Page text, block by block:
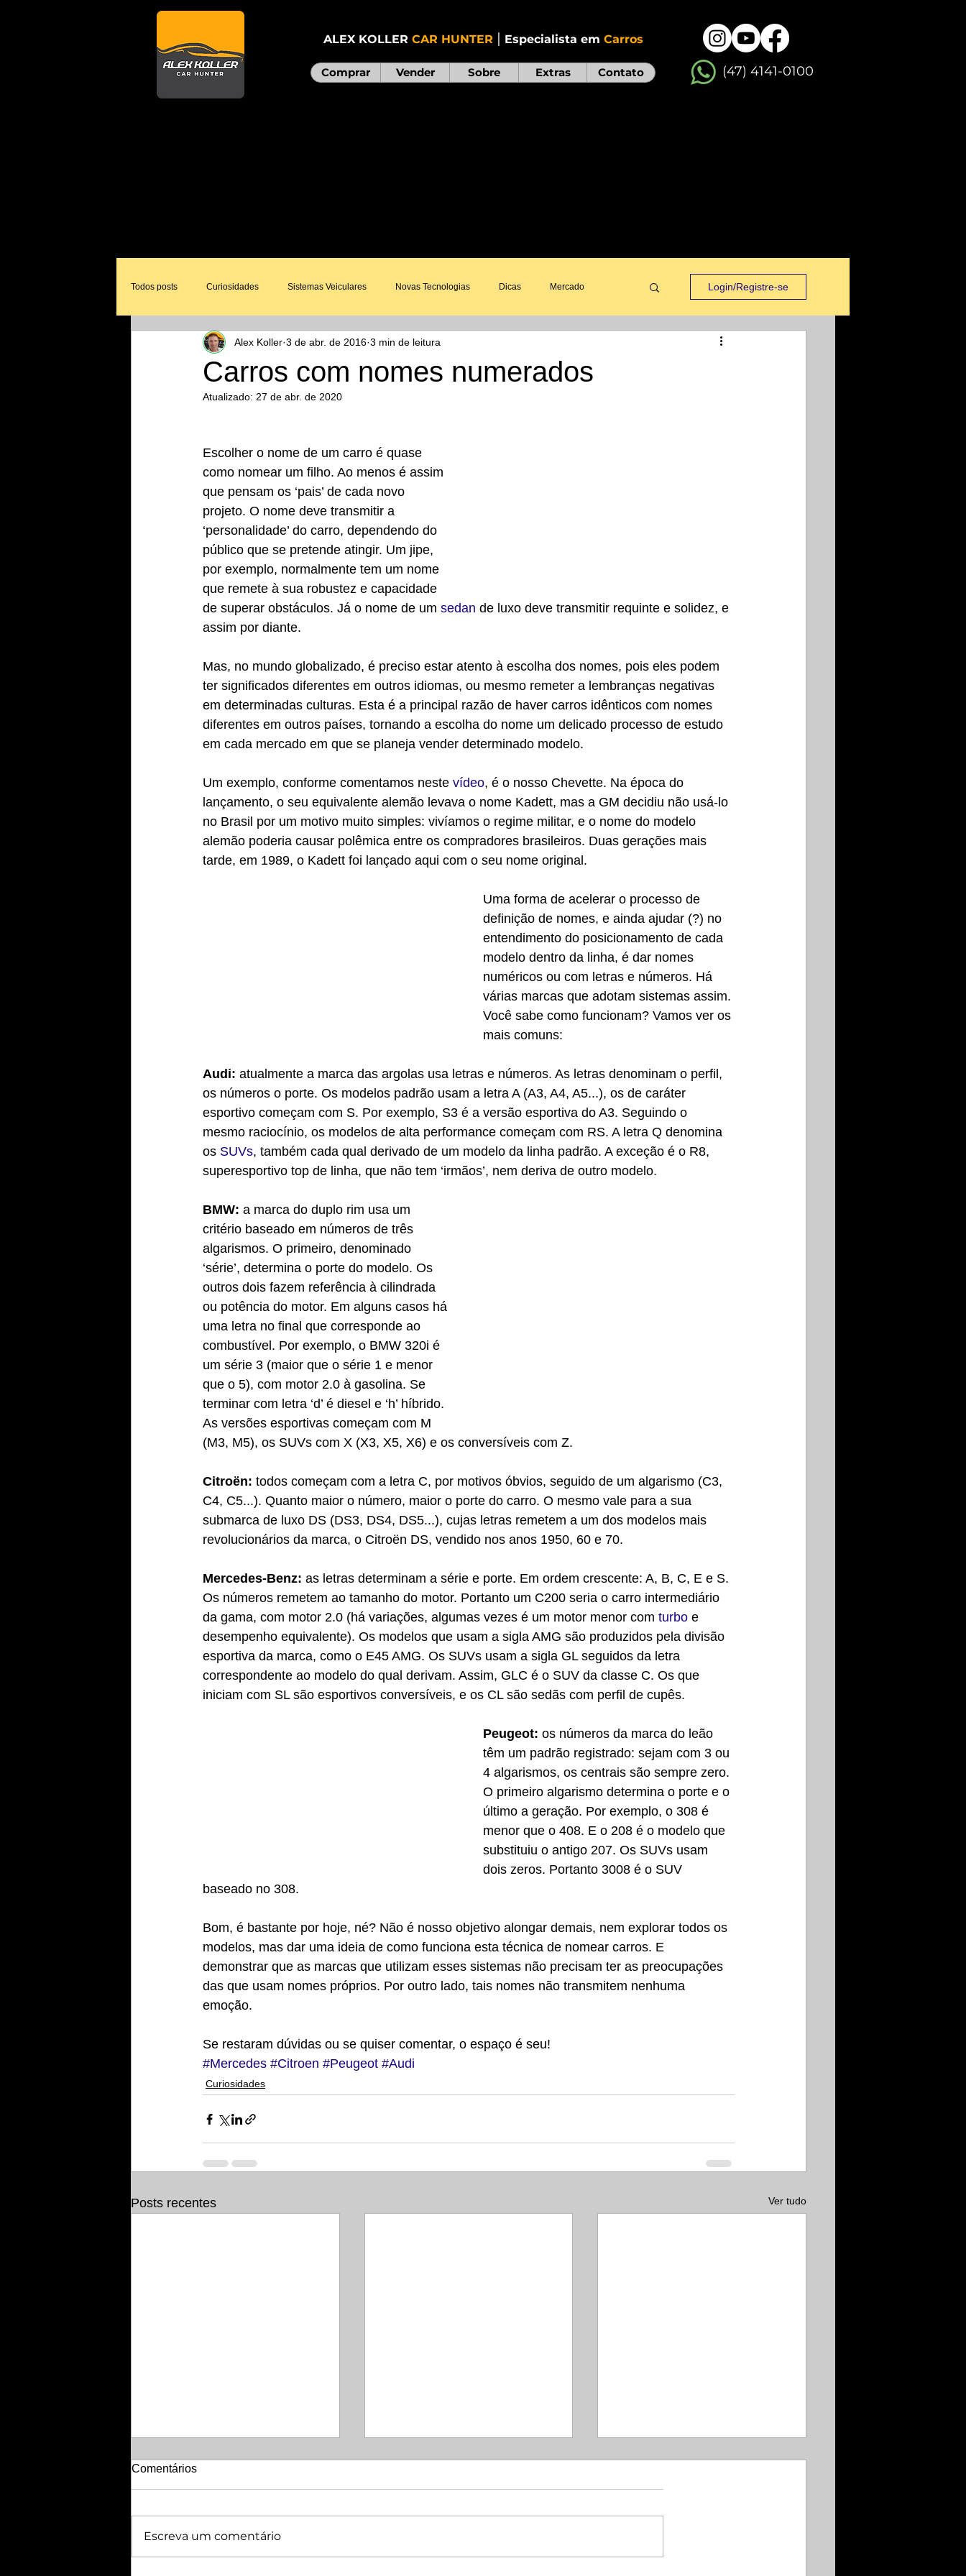
ALEX KOLLER CAR HUNTER | Especialista em Carros
Comprar Vender Sobre Extras Contato (47) 4141-0100
Todos posts Curiosidades Sistemas Veiculares Novas Tecnologias Dicas Mercado Login/Registre-se
Carros com nomes numerados
Alex Koller 3 de abr. de 2016 3 min de leitura
Atualizado: 27 de abr. de 2020
Escolher o nome de um carro é quase
como nomear um filho. Ao menos é assim
que pensam os ‘pais’ de cada novo
projeto. O nome deve transmitir a
‘personalidade’ do carro, dependendo do
público que se pretende atingir. Um jipe,
por exemplo, normalmente tem um nome
que remete à sua robustez e capacidade
de superar obstáculos. Já o nome de um sedan de luxo deve transmitir requinte e solidez, e
assim por diante.
Mas, no mundo globalizado, é preciso estar atento à escolha dos nomes, pois eles podem
ter significados diferentes em outros idiomas, ou mesmo remeter a lembranças negativas
em determinadas culturas. Esta é a principal razão de haver carros idênticos com nomes
diferentes em outros países, tornando a escolha do nome um delicado processo de estudo
em cada mercado em que se planeja vender determinado modelo.
Um exemplo, conforme comentamos neste vídeo, é o nosso Chevette. Na época do
lançamento, o seu equivalente alemão levava o nome Kadett, mas a GM decidiu não usá-lo
no Brasil por um motivo muito simples: vivíamos o regime militar, e o nome do modelo
alemão poderia causar polêmica entre os compradores brasileiros. Duas gerações mais
tarde, em 1989, o Kadett foi lançado aqui com o seu nome original.
Uma forma de acelerar o processo de
definição de nomes, e ainda ajudar (?) no
entendimento do posicionamento de cada
modelo dentro da linha, é dar nomes
numéricos ou com letras e números. Há
várias marcas que adotam sistemas assim.
Você sabe como funcionam? Vamos ver os
mais comuns:
Audi: atualmente a marca das argolas usa letras e números. As letras denominam o perfil,
os números o porte. Os modelos padrão usam a letra A (A3, A4, A5...), os de caráter
esportivo começam com S. Por exemplo, S3 é a versão esportiva do A3. Seguindo o
mesmo raciocínio, os modelos de alta performance começam com RS. A letra Q denomina
os SUVs, também cada qual derivado de um modelo da linha padrão. A exceção é o R8,
superesportivo top de linha, que não tem ‘irmãos’, nem deriva de outro modelo.
BMW: a marca do duplo rim usa um
critério baseado em números de três
algarismos. O primeiro, denominado
‘série’, determina o porte do modelo. Os
outros dois fazem referência à cilindrada
ou potência do motor. Em alguns casos há
uma letra no final que corresponde ao
combustível. Por exemplo, o BMW 320i é
um série 3 (maior que o série 1 e menor
que o 5), com motor 2.0 à gasolina. Se
terminar com letra ‘d’ é diesel e ‘h’ híbrido.
As versões esportivas começam com M
(M3, M5), os SUVs com X (X3, X5, X6) e os conversíveis com Z.
Citroën: todos começam com a letra C, por motivos óbvios, seguido de um algarismo (C3,
C4, C5...). Quanto maior o número, maior o porte do carro. O mesmo vale para a sua
submarca de luxo DS (DS3, DS4, DS5...), cujas letras remetem a um dos modelos mais
revolucionários da marca, o Citroën DS, vendido nos anos 1950, 60 e 70.
Mercedes-Benz: as letras determinam a série e porte. Em ordem crescente: A, B, C, E e S.
Os números remetem ao tamanho do motor. Portanto um C200 seria o carro intermediário
da gama, com motor 2.0 (há variações, algumas vezes é um motor menor com turbo e
desempenho equivalente). Os modelos que usam a sigla AMG são produzidos pela divisão
esportiva da marca, como o E45 AMG. Os SUVs usam a sigla GL seguidos da letra
correspondente ao modelo do qual derivam. Assim, GLC é o SUV da classe C. Os que
iniciam com SL são esportivos conversíveis, e os CL são sedãs com perfil de cupês.
Peugeot: os números da marca do leão
têm um padrão registrado: sejam com 3 ou
4 algarismos, os centrais são sempre zero.
O primeiro algarismo determina o porte e o
último a geração. Por exemplo, o 308 é
menor que o 408. E o 208 é o modelo que
substituiu o antigo 207. Os SUVs usam
dois zeros. Portanto 3008 é o SUV
baseado no 308.
Bom, é bastante por hoje, né? Não é nosso objetivo alongar demais, nem explorar todos os
modelos, mas dar uma ideia de como funciona esta técnica de nomear carros. E
demonstrar que as marcas que utilizam esses sistemas não precisam ter as preocupações
das que usam nomes próprios. Por outro lado, tais nomes não transmitem nenhuma
emoção.
Se restaram dúvidas ou se quiser comentar, o espaço é seu!
#Mercedes #Citroen #Peugeot #Audi
Curiosidades
Posts recentes Ver tudo
Comentários
Escreva um comentário